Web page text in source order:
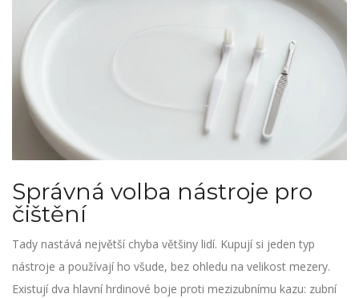
Správná volba nástroje pro
čištění
Tady nastává největší chyba většiny lidí. Kupují si jeden typ
nástroje a používají ho všude, bez ohledu na velikost mezery.
Existují dva hlavní hrdinové boje proti mezizubnímu kazu: zubní